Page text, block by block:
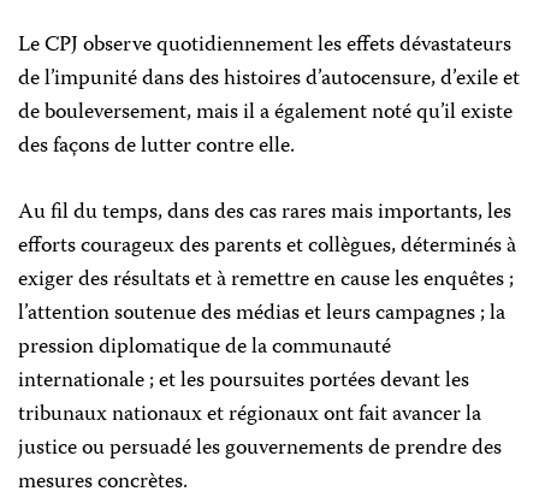
Le CPJ observe quotidiennement les effets dévastateurs
de l’impunité dans des histoires d’autocensure, d’exile et
de bouleversement, mais il a également noté qu’il existe
des façons de lutter contre elle.
Au fil du temps, dans des cas rares mais importants, les
efforts courageux des parents et collègues, déterminés à
exiger des résultats et à remettre en cause les enquêtes ;
l’attention soutenue des médias et leurs campagnes ; la
pression diplomatique de la communauté
internationale ; et les poursuites portées devant les
tribunaux nationaux et régionaux ont fait avancer la
justice ou persuadé les gouvernements de prendre des
mesures concrètes.